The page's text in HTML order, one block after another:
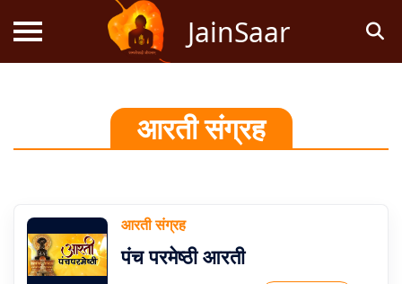
जैन
कथाएं
JainSaar
आरती संग्रह
आरती संग्रह
पंच परमेष्ठी आरती